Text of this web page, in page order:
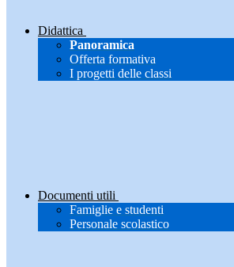
Didattica
Panoramica
Offerta formativa
I progetti delle classi
Documenti utili
Famiglie e studenti
Personale scolastico